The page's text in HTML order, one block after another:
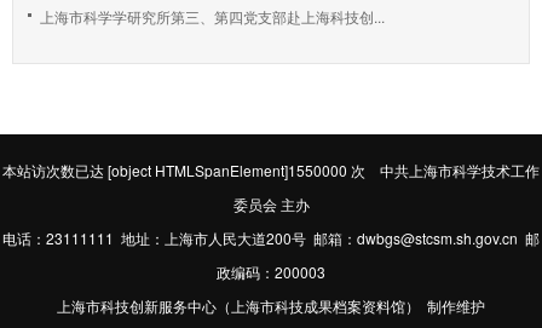
上海市科学学研究所第三、第四党支部赴上海科技创...
本站访次数已达[object HTMLSpanElement]1550000 次 中共上海市科学技术工作
委员会 主办
电话：23111111 地址：上海市人民大道200号 邮箱：dwbgs@stcsm.sh.gov.cn 邮
政编码：200003
上海市科技创新服务中心（上海市科技成果档案资料馆） 制作维护